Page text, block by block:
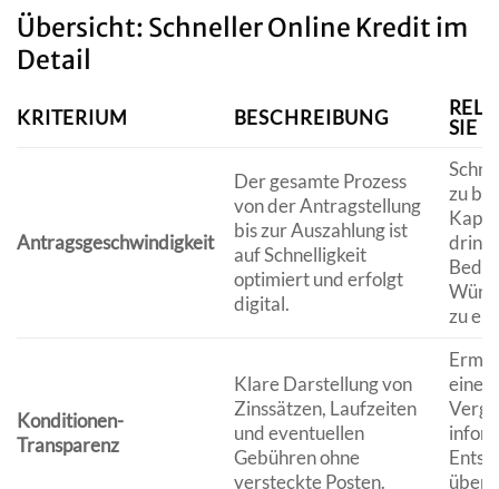
Übersicht: Schneller Online Kredit im
Detail
KRITERIUM BESCHREIBUNG
SIE
Antragsgeschwindigkeit
Der gesamte Prozess
von der Antragstellung
bis zur Auszahlung ist
auf Schnelligkeit
optimiert und erfolgt
digital.
zu
zu
Konditionen-
Transparenz
Klare Darstellung von
Zinssätzen, Laufzeiten
und eventuellen
Gebühren ohne
versteckte Posten.
über